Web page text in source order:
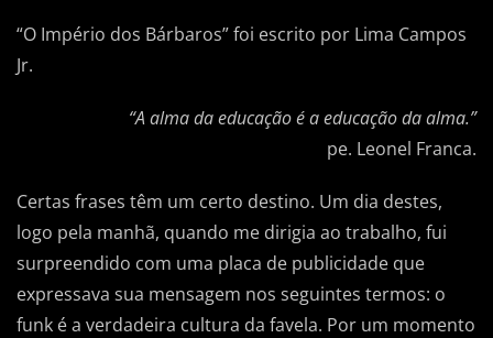
“O Império dos Bárbaros” foi escrito por Lima Campos
Jr.
“A alma da educação é a educação da alma.”
pe. Leonel Franca.
Certas frases têm um certo destino. Um dia destes,
logo pela manhã, quando me dirigia ao trabalho, fui
surpreendido com uma placa de publicidade que
expressava sua mensagem nos seguintes termos: o
funk é a verdadeira cultura da favela. Por um momento